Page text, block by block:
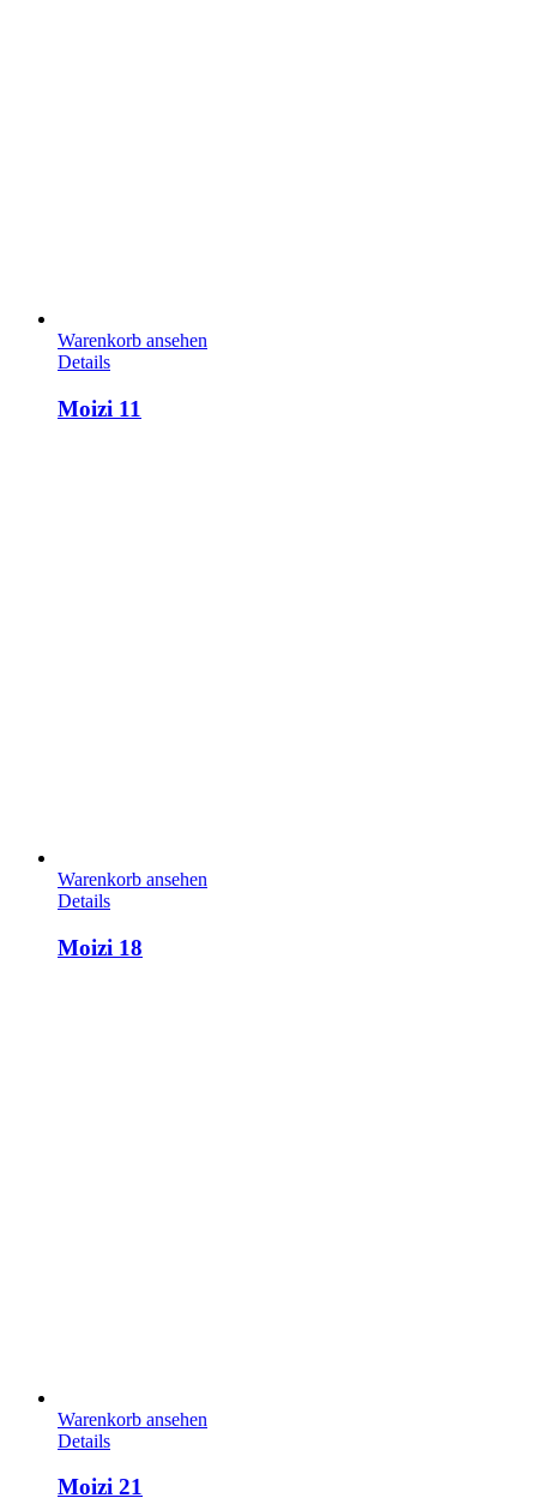
Warenkorb ansehen
Details
Moizi 11
Warenkorb ansehen
Details
Moizi 18
Warenkorb ansehen
Details
Moizi 21